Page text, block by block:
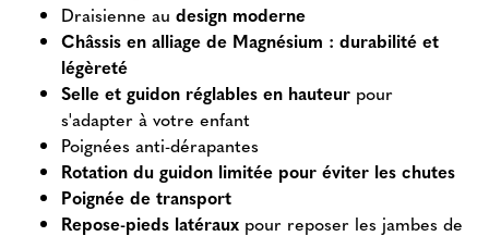
Draisienne au design moderne
Châssis en alliage de Magnésium : durabilité et
légèreté
Selle et guidon réglables en hauteur pour
s'adapter à votre enfant
Poignées anti-dérapantes
Rotation du guidon limitée pour éviter les chutes
Poignée de transport
Repose-pieds latéraux pour reposer les jambes de